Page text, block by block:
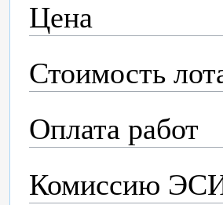
Цена
Стоимость
Оплата работ
Комиссию